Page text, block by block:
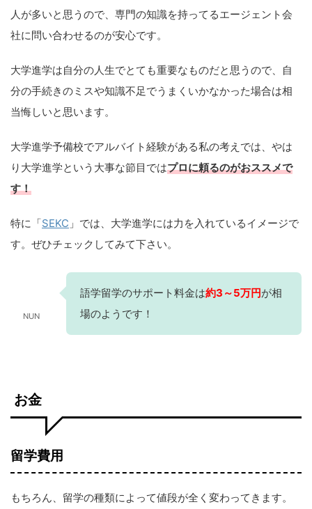
人が多いと思うので、専門の知識を持ってるエージェント会
社に問い合わせるのが安心です。
大学進学は自分の人生でとても重要なものだと思うので、自
分の手続きのミスや知識不足でうまくいかなかった場合は相
当悔しいと思います。
大学進学予備校でアルバイト経験がある私の考えでは、やは
り大学進学という大事な節目ではプロに頼るのがおススメで
す！
特に「SEKC 」では、大学進学には力を入れているイメージで
す。ぜひチェックしてみて下さい。
NUN
語学留学のサポート料金は約3～5万円が相
場のようです！
お金
留学費用
もちろん、留学の種類によって値段が全く変わってきます。